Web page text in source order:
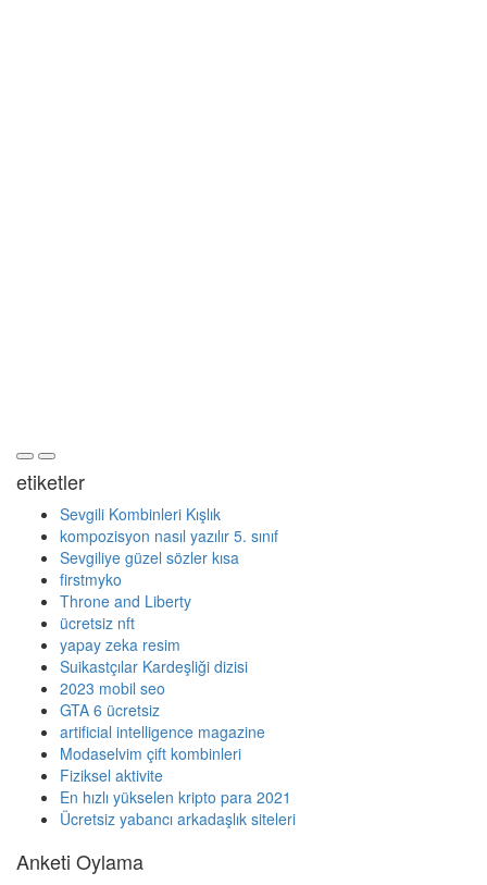
etiketler
Sevgili Kombinleri Kışlık
kompozisyon nasıl yazılır 5. sınıf
Sevgiliye güzel sözler kısa
firstmyko
Throne and Liberty
ücretsiz nft
yapay zeka resim
Suikastçılar Kardeşliği dizisi
2023 mobil seo
GTA 6 ücretsiz
artificial intelligence magazine
Modaselvim çift kombinleri
Fiziksel aktivite
En hızlı yükselen kripto para 2021
Ücretsiz yabancı arkadaşlık siteleri
Anketi Oylama